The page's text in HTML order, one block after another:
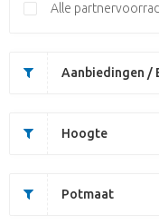
Alle
Aanbiedingen /
Hoogte
Potmaat